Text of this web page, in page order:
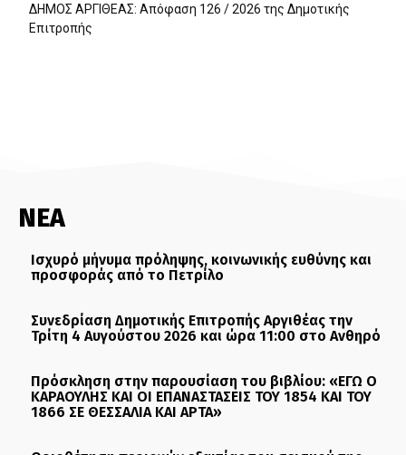
ΔΗΜΟΣ ΑΡΓΙΘΕΑΣ: Απόφαση 126 / 2026 της Δημοτικής
Επιτροπής
ΝΕΑ
Ισχυρό μήνυμα πρόληψης, κοινωνικής ευθύνης και
προσφοράς από το Πετρίλο
Συνεδρίαση Δημοτικής Επιτροπής Αργιθέας την
Τρίτη 4 Αυγούστου 2026 και ώρα 11:00 στο Ανθηρό
Πρόσκληση στην παρουσίαση του βιβλίου: «ΕΓΩ Ο
ΚΑΡΑΟΥΛΗΣ ΚΑΙ ΟΙ ΕΠΑΝΑΣΤΑΣΕΙΣ ΤΟΥ 1854 ΚΑΙ ΤΟΥ
1866 ΣΕ ΘΕΣΣΑΛΙΑ ΚΑΙ ΑΡΤΑ»